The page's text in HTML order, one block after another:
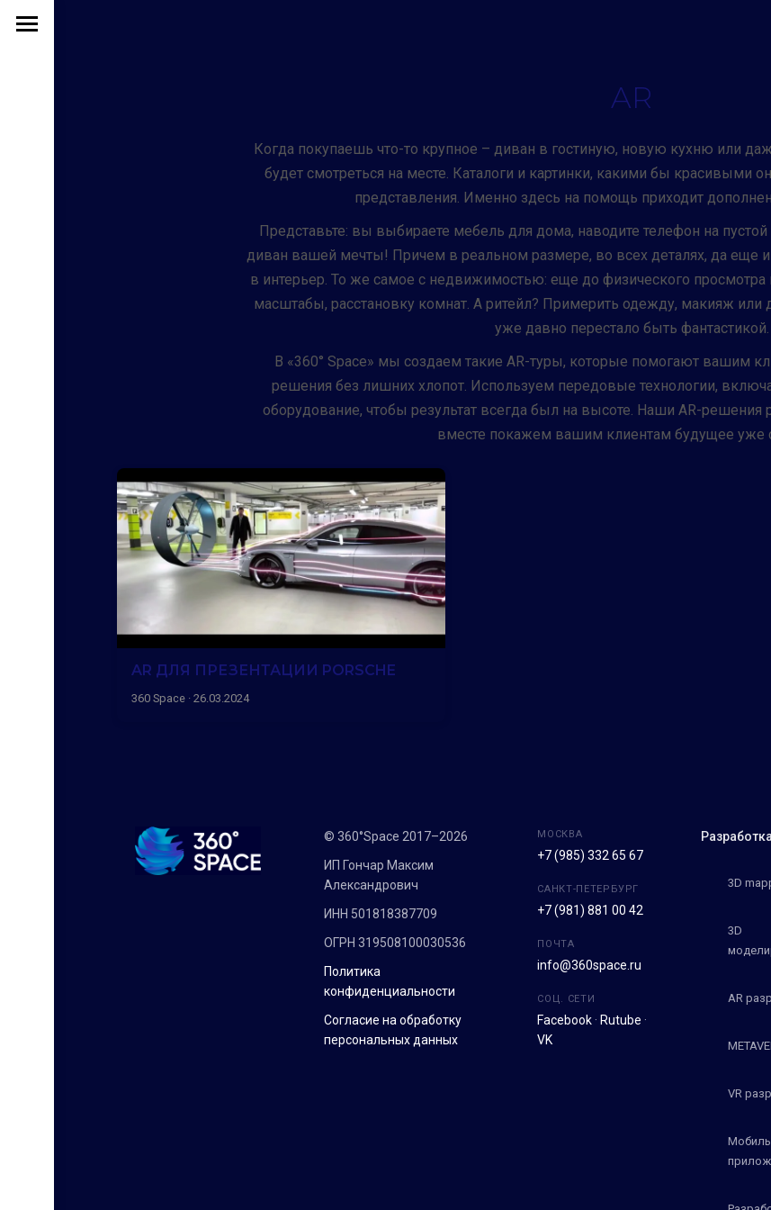
AR
Когда покупаешь что-то крупное – диван в гостиную, новую кухню или
будет смотреться на месте. Каталоги и картинки, какими бы красивыми
представления. Именно здесь на помощь приходит
Представьте: вы выбираете мебель для дома, наводите телефон на
диван вашей мечты! Причем в реальном размере, во всех деталях, да еще
в интерьер. То же самое с недвижимостью: еще до физического просмотра
масштабы, расстановку комнат. А ритейл? Примерить одежду, макияж или
уже давно перестало быть фантастикой.
В «360° Space» мы создаем такие AR-туры, которые помогают вашим
решения без лишних хлопот. Используем передовые технологии,
оборудование, чтобы результат всегда был на высоте. Наши AR-решения
вместе покажем вашим клиентам будущее уже
AR ДЛЯ ПРЕЗЕНТАЦИИ PORSCHE
360 Space · 26.03.2024
© 360°Space 2017–2026
ИП Гончар Максим
Александрович
ИНН 501818387709
ОГРН 319508100030536
Политика
конфиденциальности
Согласие на обработку
персональных данных
МОСКВА
+7 (985) 332 65 67
САНКТ-ПЕТЕРБУРГ
+7 (981) 881 00 42
ПОЧТА
info@360space.ru
СОЦ. СЕТИ
Facebook · Rutube ·
VK
Разработка
3D
3D
AR
VR